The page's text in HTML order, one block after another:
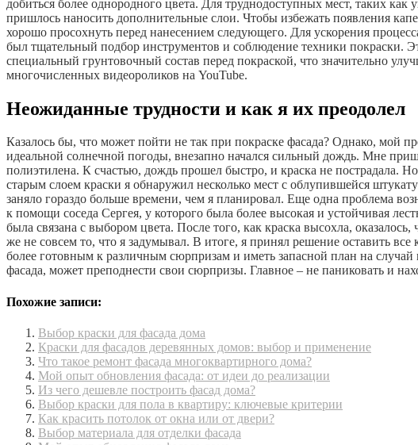
добиться более однородного цвета. Для труднодоступных мест, таких
пришлось наносить дополнительные слои. Чтобы избежать появления
хорошо просохнуть перед нанесением следующего. Для ускорения
был тщательный подбор инструментов и соблюдение техники покраски.
специальный грунтовочный состав перед покраской, что значительно
многочисленных видеороликов на YouTube.
Неожиданные трудности и как я их преодолел
Казалось бы, что может пойти не так при покраске фасада? Однако, мой
идеальной солнечной погоды, внезапно начался сильный дождь. Мне
полиэтилена. К счастью, дождь прошел быстро, и краска не пострадала.
старым слоем краски я обнаружил несколько мест с облупившейся
заняло гораздо больше времени, чем я планировал. Еще одна проблема
к помощи соседа Сергея, у которого была более высокая и устойчивая
была связана с выбором цвета. После того, как краска высохла,
же не совсем то, что я задумывал. В итоге, я принял решение оставить
более готовным к различным сюрпризам и иметь запасной план на
фасада, может преподнести свои сюрпризы. Главное – не паниковать и
Похожие записи:
Выбор краски для фасада дома
Краски для фасадов деревянных домов: выбор и применение
Что такое ремонт фасада многоквартирного дома?
Мой опыт обновления фасада: от идеи до реализации
Из чего дешевле построить фасад дома?
Выбор краски для пола в квартиру: ключевые критерии
Как красить потолок от окна или от двери?
Выбор материала для отделки фасада